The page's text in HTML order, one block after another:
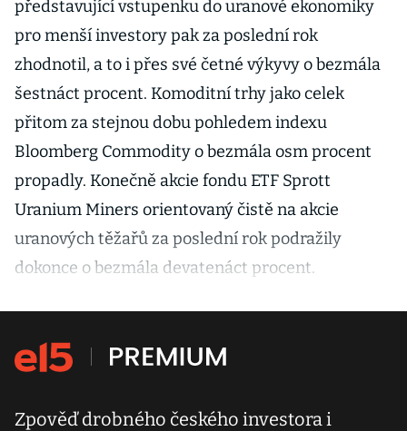
představující vstupenku do uranové ekonomiky
pro menší investory pak za poslední rok
zhodnotil, a to i přes své četné výkyvy o bezmála
šestnáct procent. Komoditní trhy jako celek
přitom za stejnou dobu pohledem indexu
Bloomberg Commodity o bezmála osm procent
propadly. Konečně akcie fondu ETF Sprott
Uranium Miners orientovaný čistě na akcie
uranových těžařů za poslední rok podražily
dokonce o bezmála devatenáct procent.
Zpověď drobného českého investora i